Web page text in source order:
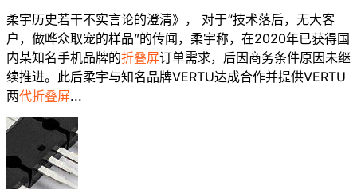
柔宇历史若干不实言论的澄清》， 对于“技术落后，无大客
户，做哗众取宠的样品”的传闻，柔宇称，在2020年已获得国
内某知名手机品牌的折叠屏订单需求，后因商务条件原因未继
续推进。此后柔宇与知名品牌VERTU达成合作并提供VERTU
两代折叠屏...